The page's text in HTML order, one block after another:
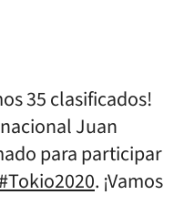
35 clasificados!
Juan
para participar
. ¡Vamos